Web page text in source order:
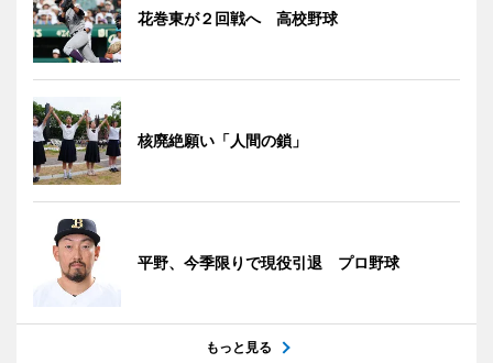
花巻東が２回戦へ 高校野球
核廃絶願い「人間の鎖」
平野、今季限りで現役引退 プロ野球
もっと見る